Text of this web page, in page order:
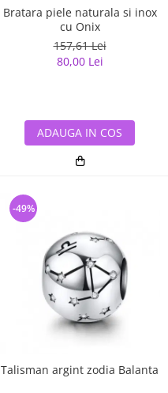
Bratara piele naturala si inox
cu Onix
157,61 Lei
80,00 Lei
ADAUGA IN COS
Talisman argint zodia Balanta
-49%